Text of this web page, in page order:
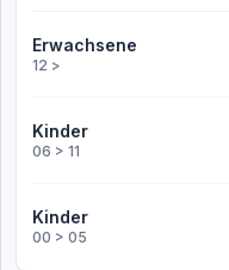
Erwachsene
12 >
Kinder
06 > 11
Kinder
00 > 05